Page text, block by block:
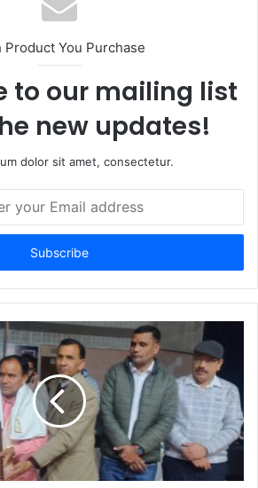
Product You Purchase
to our mailing list
new updates!
dolor sit amet, consectetur.